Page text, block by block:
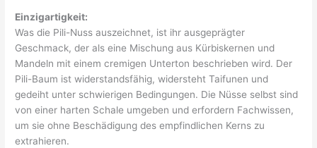
Einzigartigkeit:
Was die Pili-Nuss auszeichnet, ist ihr ausgeprägter
Geschmack, der als eine Mischung aus Kürbiskernen und
Mandeln mit einem cremigen Unterton beschrieben wird. Der
Pili-Baum ist widerstandsfähig, widersteht Taifunen und
gedeiht unter schwierigen Bedingungen. Die Nüsse selbst sind
von einer harten Schale umgeben und erfordern Fachwissen,
um sie ohne Beschädigung des empfindlichen Kerns zu
extrahieren.